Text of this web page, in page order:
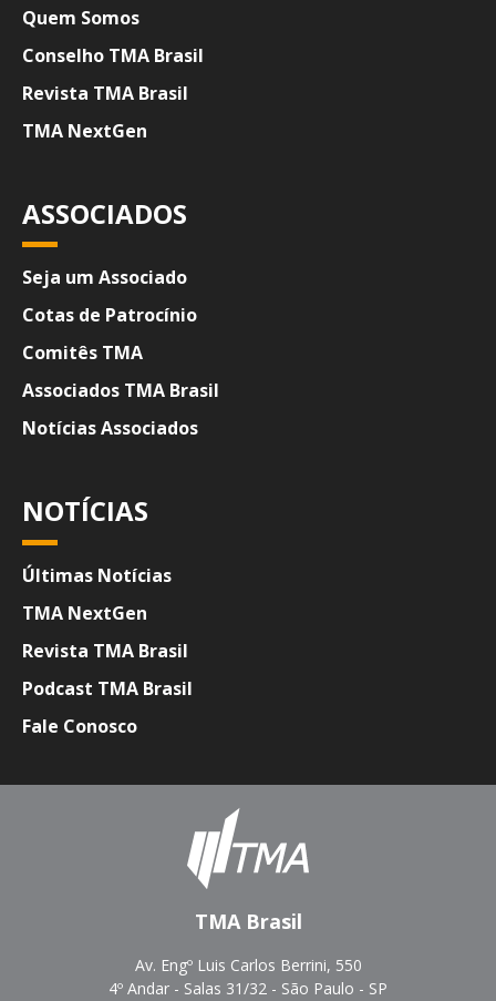
Quem Somos
Conselho TMA Brasil
Revista TMA Brasil
TMA NextGen
ASSOCIADOS
Seja um Associado
Cotas de Patrocínio
Comitês TMA
Associados TMA Brasil
Notícias Associados
NOTÍCIAS
Últimas Notícias
TMA NextGen
Revista TMA Brasil
Podcast TMA Brasil
Fale Conosco
TMA Brasil
Av. Engº Luis Carlos Berrini, 550
4º Andar - Salas 31/32 - São Paulo - SP